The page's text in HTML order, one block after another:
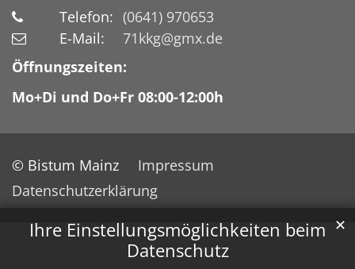
Ihre Einstellungsmöglichkeiten beim
Datenschutz
✕
Telefon: (0641) 970653
E-Mail:
71kkg@gmx.de
Öffnungszeiten:
Mo+Di und Do+Fr 08:00-12:00h
© Bistum Mainz
Impressum
Datenschutzerklärung